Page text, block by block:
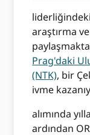
araştırma
Prag'daki
(NTK), bir
ivme
alımında
ardından